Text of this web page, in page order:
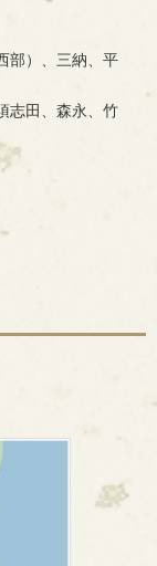
部）、三納、平
志田、森永、竹